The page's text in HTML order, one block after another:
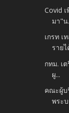
Covid
มา"น
เกรท เ
รายไ
กทม. เ
ผู...
คณะผู้บ
พระ